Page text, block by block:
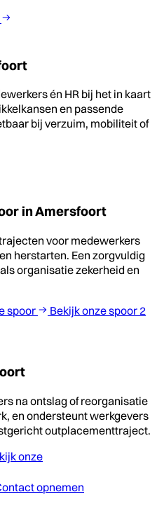
én HR bij het in kaart
en passende
bij verzuim, mobiliteit of
in Amersfoort
voor medewerkers
herstarten. Een zorgvuldig
organisatie zekerheid en
spoor
Bekijk onze spoor 2
na ontslag of reorganisatie
en ondersteunt werkgevers
outplacementtraject.
onze
opnemen